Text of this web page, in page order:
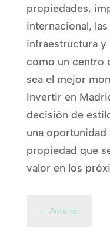
propiedades,
internacional,
infraestructura y
como un centro
sea el mejor
Invertir en
decisión de
una oportunidad
propiedad que
valor en los
← Anterior